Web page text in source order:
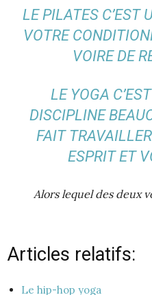
LE PILATES C’EST
VOTRE
VOIRE DE
LE YOGA
DISCIPLINE
FAIT
ESPRIT ET
Alors lequel des deux
Articles relatifs:
Le hip-hop yoga